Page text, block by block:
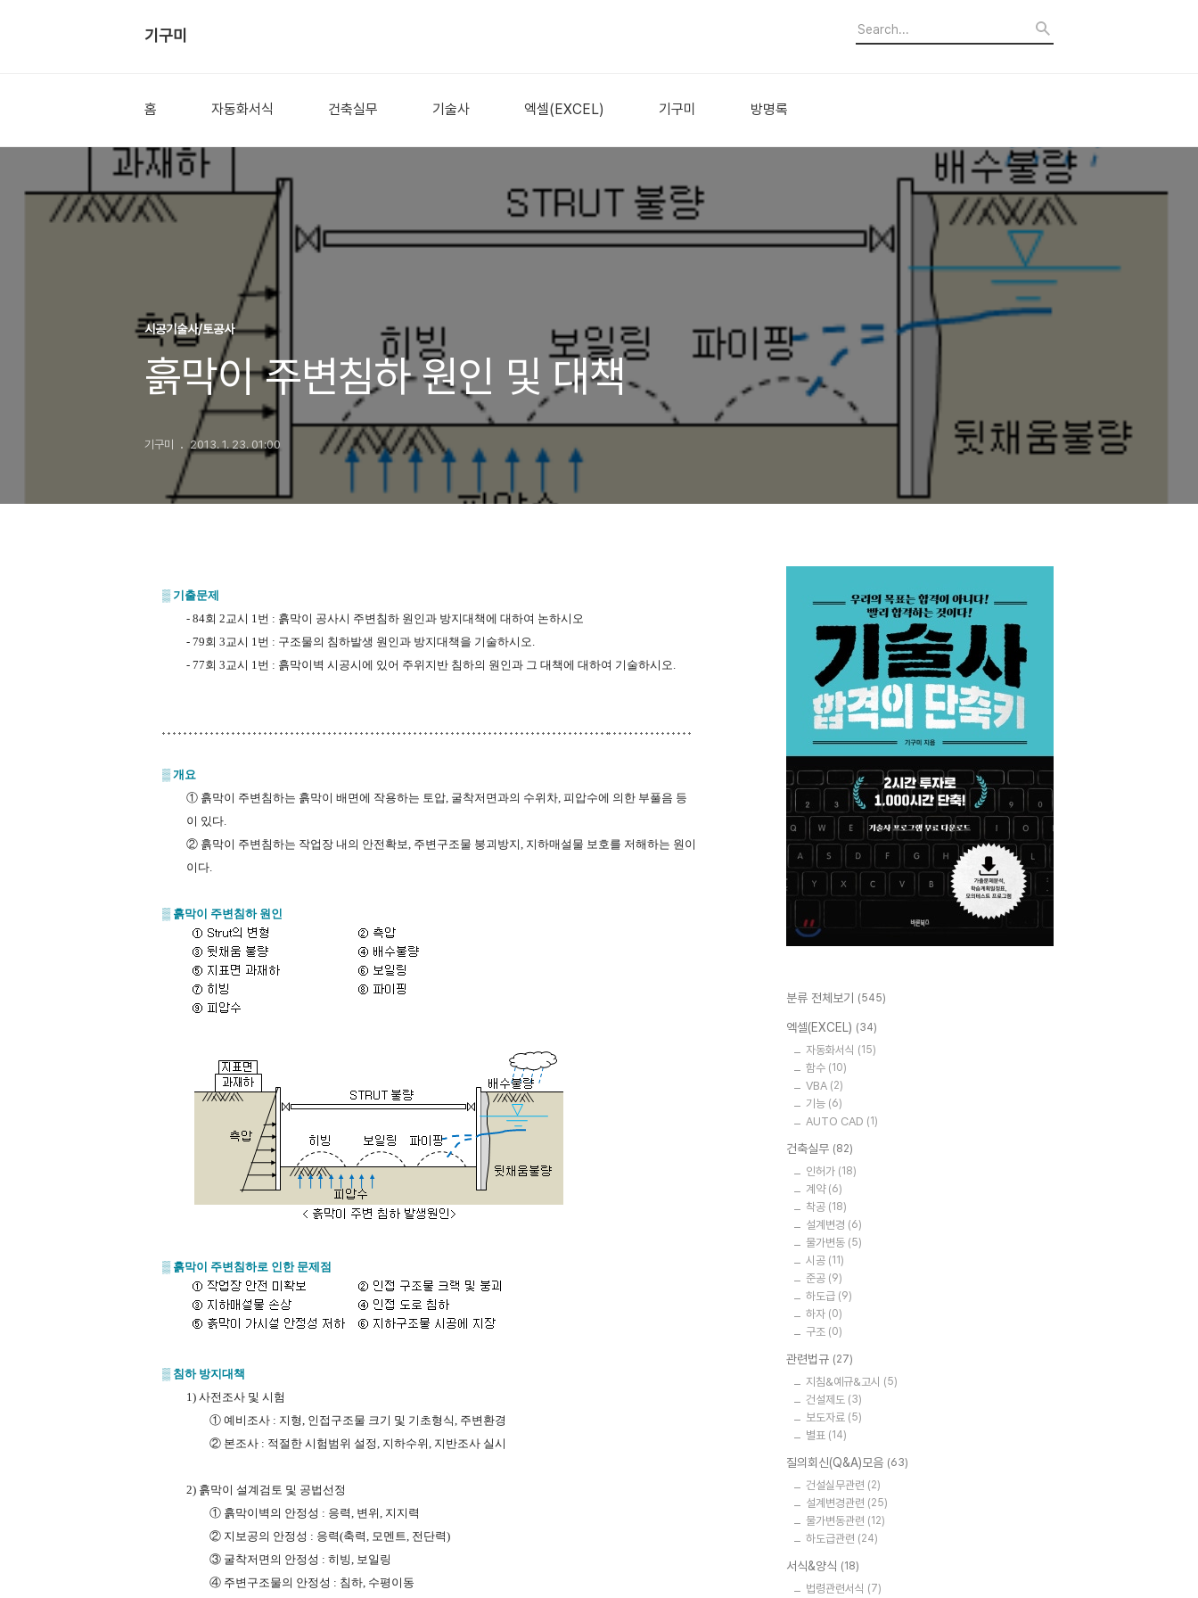
기구미
홈 자동화서식 건축실무 기술사 엑셀(EXCEL) 기구미 방명록
시공기술사/토공사
흙막이 주변침하 원인 및 대책
기구미 2013. 1. 23. 01:00
▒기출문제
- 84회 2교시 1번 : 흙막이 공사시 주변침하 원인과 방지대책에 대하여 논하시오
- 79회 3교시 1번 : 구조물의 침하발생 원인과 방지대책을 기술하시오.
- 77회 3교시 1번 : 흙막이벽 시공시에 있어 주위지반 침하의 원인과 그 대책에 대하여 기술하시오.
▒ 개요
① 흙막이 주변침하는 흙막이 배면에 작용하는 토압, 굴착저면과의 수위차, 피압수에 의한 부풀음 등
이 있다.
② 흙막이 주변침하는 작업장 내의 안전확보, 주변구조물 붕괴방지, 지하매설물 보호를 저해하는 원이
이다.
▒ 흙막이 주변침하 원인
▒ 흙막이 주변침하로 인한 문제점
▒ 침하 방지대책
1) 사전조사 및 시험
① 예비조사 : 지형, 인접구조물 크기 및 기초형식, 주변환경
② 본조사 : 적절한 시험범위 설정, 지하수위, 지반조사 실시
2) 흙막이 설계검토 및 공법선정
① 흙막이벽의 안정성 : 응력, 변위, 지지력
② 지보공의 안정성 : 응력(축력, 모멘트, 전단력)
③ 굴착저면의 안정성 :히빙, 보일링
④ 주변구조물의 안정성 : 침하, 수평이동
분류 전체보기 (545)
엑셀(EXCEL) (34)
자동화서식 (15)
함수 (10)
VBA (2)
기능 (6)
AUTO CAD (1)
건축실무 (82)
인허가 (18)
계약 (6)
착공 (18)
설계변경 (6)
물가변동 (5)
시공 (11)
준공 (9)
하도급 (9)
하자 (0)
구조 (0)
관련법규 (27)
지침&예규&고시 (5)
건설제도 (3)
보도자료 (5)
별표 (14)
질의회신(Q&A)모음 (63)
건설실무관련 (2)
설계변경관련 (25)
물가변동관련 (12)
하도급관련 (24)
서식&양식 (18)
법령관련서식 (7)